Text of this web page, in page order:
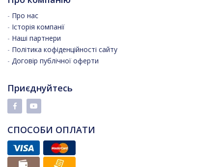
- Про нас
- Історія компанії
- Наші партнери
- Політика кофіденційності сайту
- Договір публічної оферти
Приєднуйтесь
СПОСОБИ ОПЛАТИ